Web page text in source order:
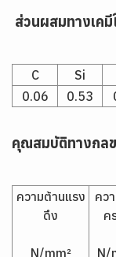
ส่วนผสมทางเคมี
C Si
0.06
0.53
คุณสมบัติทางกลข
ความต้านแรง
ดึง
N/mm²
คว
ค
N/